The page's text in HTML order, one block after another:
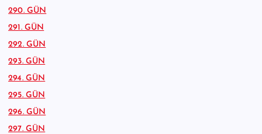
290. GÜN
291. GÜN
292. GÜN
293. GÜN
294. GÜN
295. GÜN
296. GÜN
297. GÜN